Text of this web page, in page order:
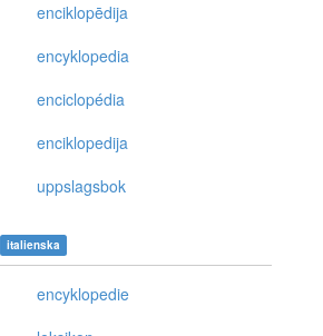
enciklopēdija
encyklopedia
enciclopédia
enciklopedija
uppslagsbok
italienska
encyklopedie